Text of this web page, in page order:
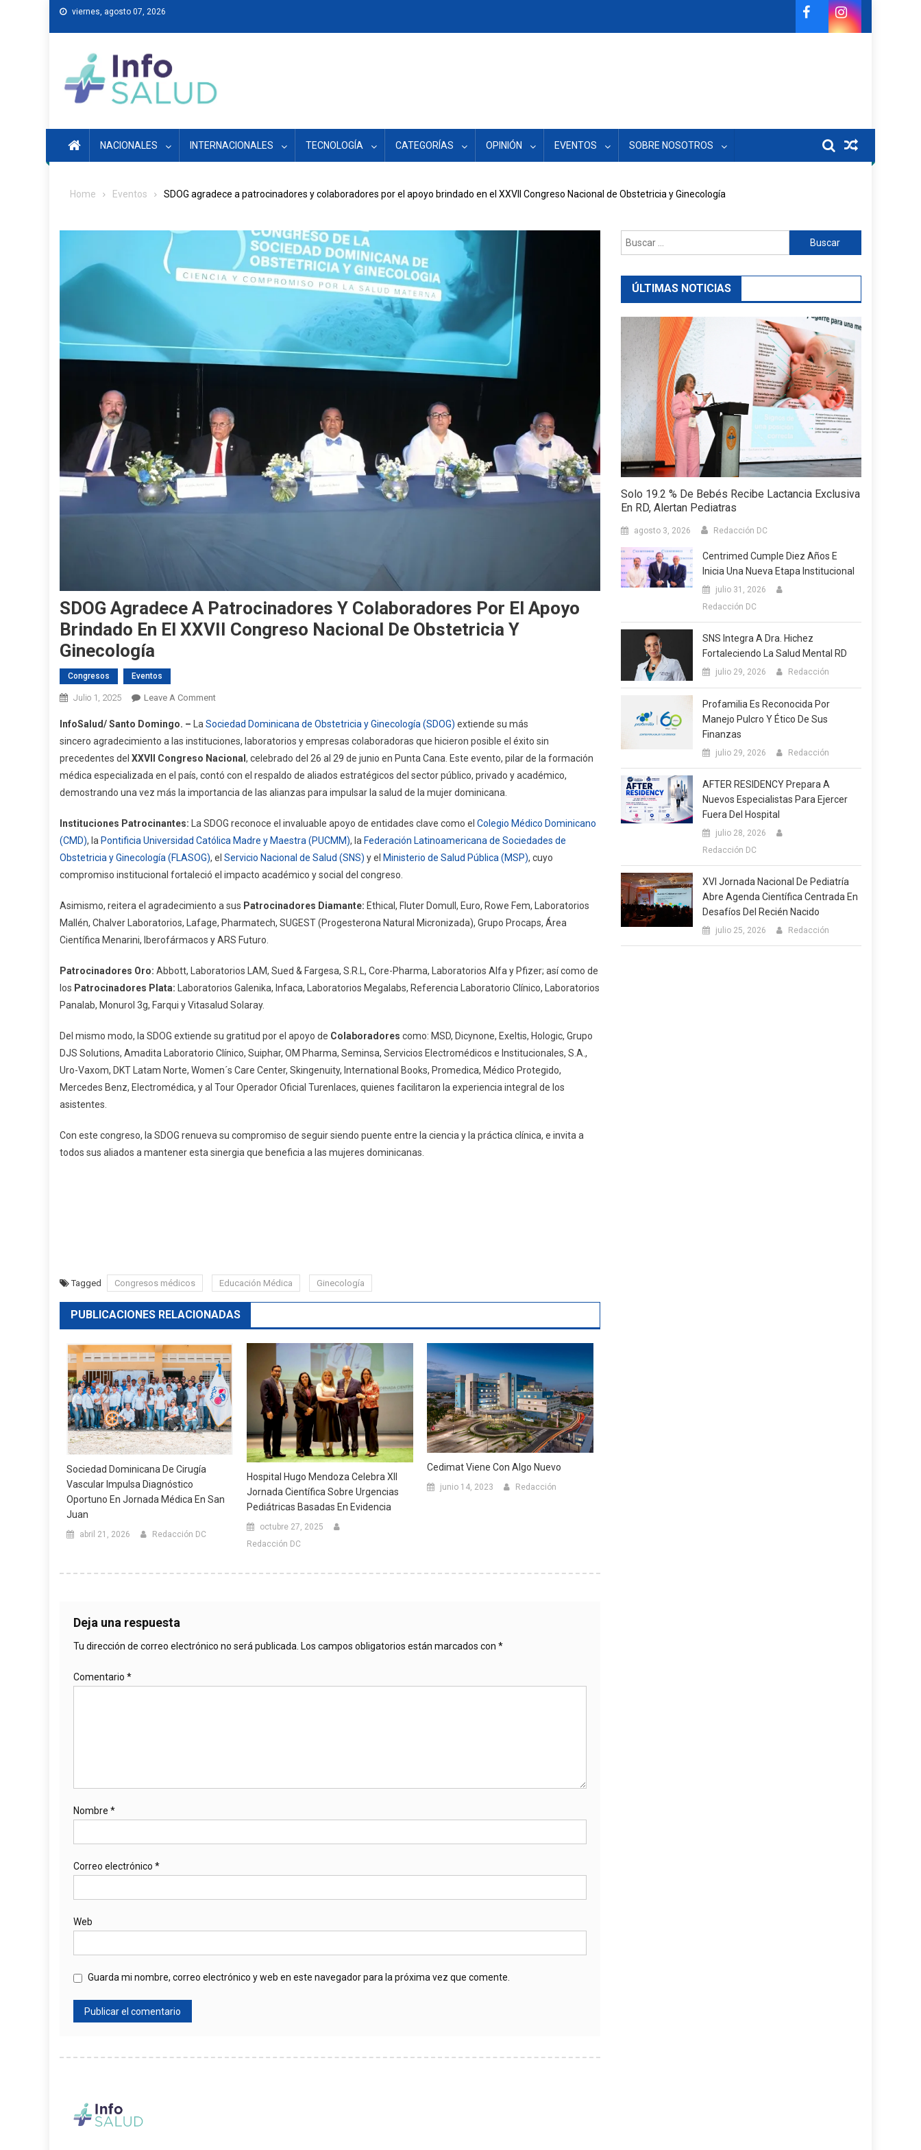
viernes, agosto 07, 2026
NACIONALES INTERNACIONALES TECNOLOGÍA CATEGORÍAS OPINIÓN EVENTOS SOBRE NOSOTROS
Home Eventos SDOG agradece a patrocinadores y colaboradores por el apoyo brindado en el XXVII Congreso Nacional de Obstetricia y Ginecología
SDOG Agradece A Patrocinadores Y Colaboradores Por El Apoyo
Brindado En El XXVII Congreso Nacional De Obstetricia Y
Ginecología
Congresos Eventos
Julio 1, 2025 Leave A CommentOn
Agradece
A
Patrocinadores
Y
Colaboradores
El
Apoyo
Brindado
En
XXVII
Congreso
Nacional
Obstetricia
InfoSalud/ Santo Domingo. – La Sociedad Dominicana de Obstetricia y Ginecología (SDOG) extiende su más
sincero agradecimiento a las instituciones, laboratorios y empresas colaboradoras que hicieron posible el éxito sin
precedentes del XXVII Congreso Nacional , celebrado del 26 al 29 de junio en Punta Cana. Este evento, pilar de la formación
médica especializada en el país, contó con el respaldo de aliados estratégicos del sector público, privado y académico,
demostrando una vez más la importancia de las alianzas para impulsar la salud de la mujer dominicana.
Instituciones Patrocinantes: La SDOG reconoce el invaluable apoyo de entidades clave como el Colegio Médico Dominicano
(CMD), la Pontificia Universidad Católica Madre y Maestra (PUCMM), la Federación Latinoamericana de Sociedades de
Obstetricia y Ginecología (FLASOG), el Servicio Nacional de Salud (SNS) y el Ministerio de Salud Pública (MSP), cuyo
compromiso institucional fortaleció el impacto académico y social del congreso.
Asimismo, reitera el agradecimiento a sus Patrocinadores Diamante: Ethical, Fluter Domull, Euro, Rowe Fem, Laboratorios
Mallén, Chalver Laboratorios, Lafage, Pharmatech, SUGEST (Progesterona Natural Micronizada), Grupo Procaps, Área
Científica Menarini, Iberofármacos y ARS Futuro.
Patrocinadores Oro: Abbott, Laboratorios LAM, Sued & Fargesa, S.R.L, Core-Pharma, Laboratorios Alfa y Pfizer; así como de
los Patrocinadores Plata: Laboratorios Galenika, Infaca, Laboratorios Megalabs, Referencia Laboratorio Clínico, Laboratorios
Panalab, Monurol 3g, Farqui y Vitasalud Solaray.
Del mismo modo, la SDOG extiende su gratitud por el apoyo de Colaboradores como: MSD, Dicynone, Exeltis, Hologic, Grupo
DJS Solutions, Amadita Laboratorio Clínico, Suiphar, OM Pharma, Seminsa, Servicios Electromédicos e Institucionales, S.A.,
Uro-Vaxom, DKT Latam Norte, Women´s Care Center, Skingenuity, International Books, Promedica, Médico Protegido,
Mercedes Benz, Electromédica, y al Tour Operador Oficial Turenlaces, quienes facilitaron la experiencia integral de los
asistentes.
Con este congreso, la SDOG renueva su compromiso de seguir siendo puente entre la ciencia y la práctica clínica, e invita a
todos sus aliados a mantener esta sinergia que beneficia a las mujeres dominicanas.
Tagged Congresos médicos Educación Médica Ginecología
PUBLICACIONES RELACIONADAS
Sociedad Dominicana De Cirugía
Vascular Impulsa Diagnóstico
Oportuno En Jornada Médica En San
Juan
abril 21, 2026 Redacción DC
Hospital Hugo Mendoza Celebra XII
Jornada Científica Sobre Urgencias
Pediátricas Basadas En Evidencia
octubre 27, 2025
Redacción DC
Cedimat Viene Con Algo Nuevo
junio 14, 2023 Redacción
Deja una respuesta
Tu dirección de correo electrónico no será publicada. Los campos obligatorios están marcados con *
Comentario *
Nombre *
Correo electrónico *
Web
Guarda mi nombre, correo electrónico y web en este navegador para la próxima vez que comente.
Buscar:
ÚLTIMAS NOTICIAS
Solo 19.2 % De Bebés Recibe Lactancia Exclusiva
En RD, Alertan Pediatras
agosto 3, 2026 Redacción DC
Centrimed Cumple Diez Años E
Inicia Una Nueva Etapa Institucional
julio 31, 2026
Redacción DC
SNS Integra A Dra. Hichez
Fortaleciendo La Salud Mental RD
julio 29, 2026 Redacción
Profamilia Es Reconocida Por
Manejo Pulcro Y Ético De Sus
Finanzas
julio 29, 2026 Redacción
AFTER RESIDENCY Prepara A
Nuevos Especialistas Para Ejercer
Fuera Del Hospital
julio 28, 2026
Redacción DC
XVI Jornada Nacional De Pediatría
Abre Agenda Científica Centrada En
Desafíos Del Recién Nacido
julio 25, 2026 Redacción